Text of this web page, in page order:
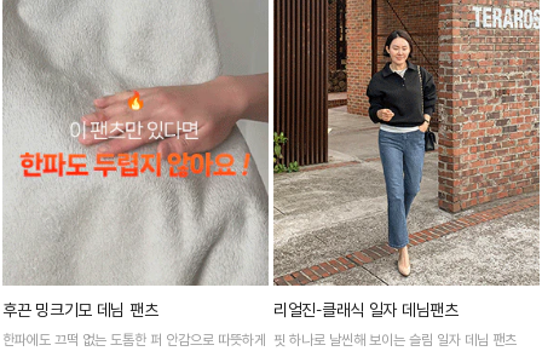
후끈 밍크기모 데님 팬츠
한파에도 끄떡 없는 도톰한 퍼 안감으로 따뜻하게
리얼진-클래식 일자 데님팬츠
핏 하나로 날씬해 보이는 슬림 일자 데님 팬츠